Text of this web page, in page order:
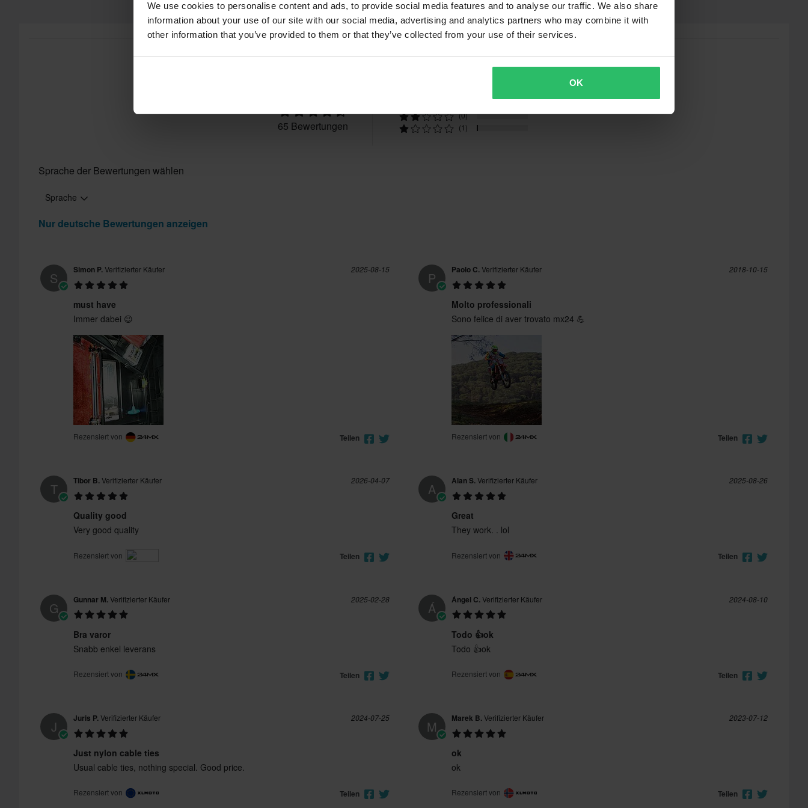
We use cookies to personalise content and ads, to provide social media features and to analyse our traffic. We also share
information about your use of our site with our social media, advertising and analytics partners who may combine it with
other information that you’ve provided to them or that they’ve collected from your use of their services.
OK
Bewertungen
65 Bewertungen
(0)
(1)
Sprache der Bewertungen wählen
Sprache
Nur deutsche Bewertungen anzeigen
S Simon P.Verifizierter Käufer 2025-08-15
must have
Immer dabei 😉
Rezensiert von Teilen
P Paolo C.Verifizierter Käufer 2018-10-15
Molto professionali
Sono felice di aver trovato mx24 💪
Rezensiert von Teilen
T Tibor B.Verifizierter Käufer 2026-04-07
Quality good
Very good quality
Rezensiert von Teilen
A Alan S.Verifizierter Käufer 2025-08-26
Great
They work. . lol
Rezensiert von Teilen
G Gunnar M.Verifizierter Käufer 2025-02-28
Bra varor
Snabb enkel leverans
Rezensiert von Teilen
Á Ángel C.Verifizierter Käufer 2024-08-10
Todo 👍ok
Todo 👍ok
Rezensiert von Teilen
J Juris P.Verifizierter Käufer 2024-07-25
Just nylon cable ties
Usual cable ties, nothing special. Good price.
Rezensiert von Teilen
M Marek B.Verifizierter Käufer 2023-07-12
ok
ok
Rezensiert von Teilen